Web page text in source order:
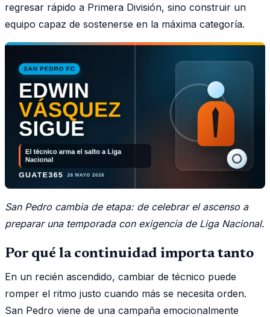
regresar rápido a Primera División, sino construir un
equipo capaz de sostenerse en la máxima categoría.
San Pedro cambia de etapa: de celebrar el ascenso a
preparar una temporada con exigencia de Liga Nacional.
Por qué la continuidad importa tanto
En un recién ascendido, cambiar de técnico puede
romper el ritmo justo cuando más se necesita orden.
San Pedro viene de una campaña emocionalmente